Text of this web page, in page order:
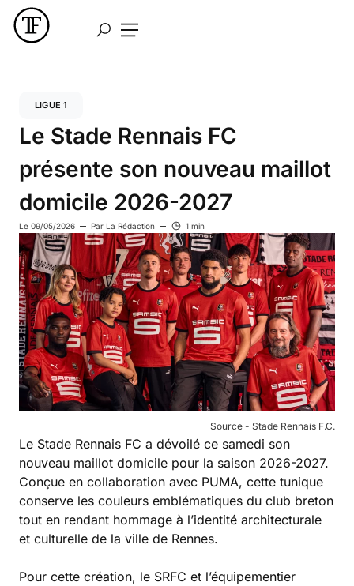
LIGUE 1
Le Stade Rennais FC
présente son nouveau maillot
domicile 2026-2027
Le 09/05/2026 Par La Rédaction 1 min
Source - Stade Rennais F.C.
Le Stade Rennais FC a dévoilé ce samedi son
nouveau maillot domicile pour la saison 2026-2027.
Conçue en collaboration avec PUMA, cette tunique
conserve les couleurs emblématiques du club breton
tout en rendant hommage à l’identité architecturale
et culturelle de la ville de Rennes.
Pour cette création, le SRFC et l’équipementier